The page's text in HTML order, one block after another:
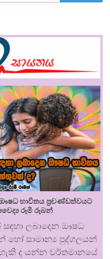
භාවිතය ප්‍රචණ්ඩත්වයට
රූමි රූබන්
ලබාදෙන ඖෂධ
හෝ සාමාන්‍ය පුද්ගලයන්
ද යන්න වර්තමානයේ